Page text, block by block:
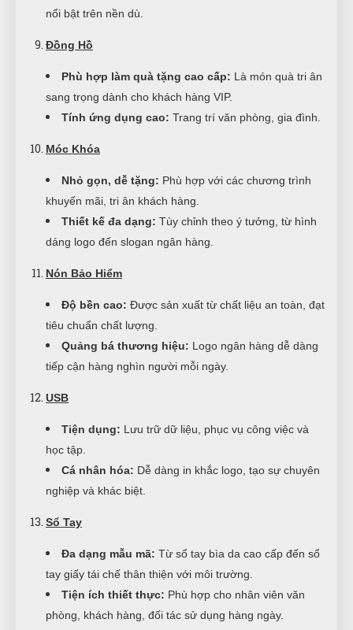
nổi bật trên nền dù.
Đồng Hồ
Phù hợp làm quà tặng cao cấp: Là món quà tri ân
sang trọng dành cho khách hàng VIP.
Tính ứng dụng cao: Trang trí văn phòng, gia đình.
Móc Khóa
Nhỏ gọn, dễ tặng: Phù hợp với các chương trình
khuyến mãi, tri ân khách hàng.
Thiết kế đa dạng: Tùy chỉnh theo ý tưởng, từ hình
dáng logo đến slogan ngân hàng.
Nón Bảo Hiểm
Độ bền cao: Được sản xuất từ chất liệu an toàn, đạt
tiêu chuẩn chất lượng.
Quảng bá thương hiệu: Logo ngân hàng dễ dàng
tiếp cận hàng nghìn người mỗi ngày.
USB
Tiện dụng: Lưu trữ dữ liệu, phục vụ công việc và
học tập.
Cá nhân hóa: Dễ dàng in khắc logo, tạo sự chuyên
nghiệp và khác biệt.
Sổ Tay
Đa dạng mẫu mã: Từ sổ tay bìa da cao cấp đến sổ
tay giấy tái chế thân thiện với môi trường.
Tiện ích thiết thực: Phù hợp cho nhân viên văn
phòng, khách hàng, đối tác sử dụng hàng ngày.